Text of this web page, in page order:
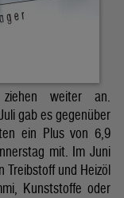
weiter an.
gab es gegenüber
ein Plus von 6,9
mit. Im Juni
Treibstoff und Heizöl
Kunststoffe oder